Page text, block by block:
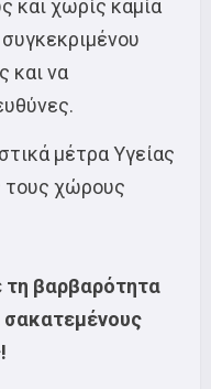
και χωρίς καμία
και να
μέτρα Υγείας
τους χώρους
τη βαρβαρότητα
σακατεμένους